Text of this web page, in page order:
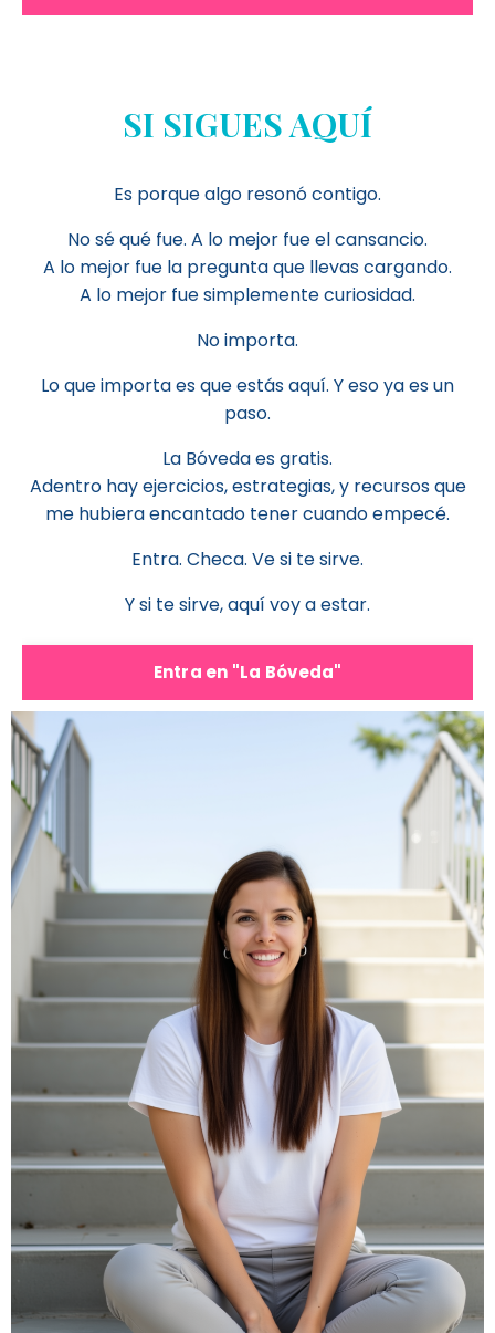
SI SIGUES AQUÍ
Es porque algo resonó contigo.
No sé qué fue. A lo mejor fue el cansancio.
A lo mejor fue la pregunta que llevas cargando.
A lo mejor fue simplemente curiosidad.
No importa.
Lo que importa es que estás aquí. Y eso ya es un
paso.
La Bóveda es gratis.
Adentro hay ejercicios, estrategias, y recursos que
me hubiera encantado tener cuando empecé.
Entra. Checa. Ve si te sirve.
Y si te sirve, aquí voy a estar.
Entra en "La Bóveda"